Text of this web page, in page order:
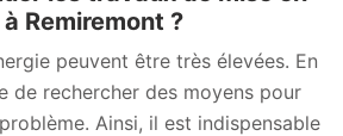
Remiremont ?
peuvent être très élevées. En
de rechercher des moyens pour
Ainsi, il est indispensable